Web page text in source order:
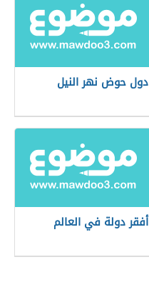
دول حوض نهر النيل
أفقر دولة في العالم